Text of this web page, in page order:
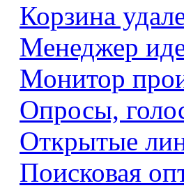
Корзина
Менеджер
Монитор
Опросы,
Открытые
Поисковая